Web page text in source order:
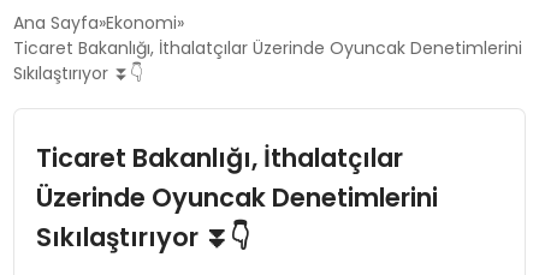
SUWEN’IN İSTIHDAM MODELI EKONOMIDE KADIN
TANYER YAPI ZEMIN MÜHENDISLIĞINDE HEDEF
BÜYÜTTÜ
TOROSLAR’DA PAZAR GERGİNLİĞİ!
Ana Sayfa Ekonomi
Ticaret Bakanlığı, İthalatçılar Üzerinde Oyuncak Denetimlerini
Sıkılaştırıyor ⏬👇
Ticaret Bakanlığı, İthalatçılar
Üzerinde Oyuncak Denetimlerini
Sıkılaştırıyor ⏬👇